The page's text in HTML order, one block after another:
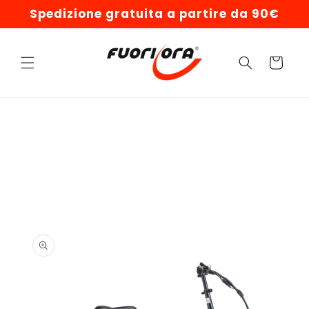
direttamente
ai contenuti
Spedizione gratuita a partire da 90€
Carrello